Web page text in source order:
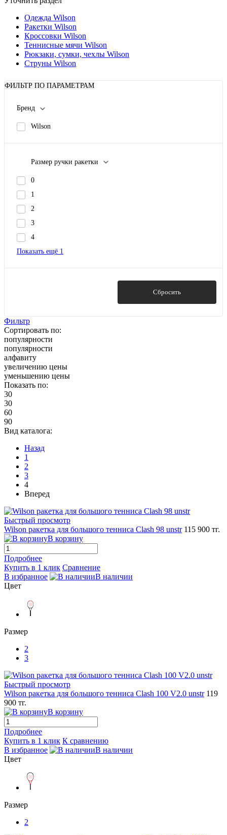
Одежда Wilson
Ракетки Wilson
Кроссовки Wilson
Теннисные мячи Wilson
Рюкзаки, сумки, чехлы Wilson
Струны Wilson
ФИЛЬТР ПО ПАРАМЕТРАМ
Бренд
Wilson
Размер ручки ракетки
0
1
2
3
4
Показать ещё 1
Сбросить
Фильтр
Сортировать по:
популярности
популярности
алфавиту
увеличению цены
уменьшению цены
Показать по:
30
30
60
90
Вид каталога:
Назад
1
2
3
4
Вперед
Быстрый просмотр
Wilson ракетка для большого тенниса Clash 98 unstr 115 900 тг.
В корзину
Подробнее
Купить в 1 клик Сравнение
В избранное
В наличии
Цвет
Размер
2
3
Быстрый просмотр
Wilson ракетка для большого тенниса Clash 100 V2.0 unstr 119
900 тг.
В корзину
Подробнее
Купить в 1 клик К сравнению
В избранное
В наличии
Цвет
Размер
2